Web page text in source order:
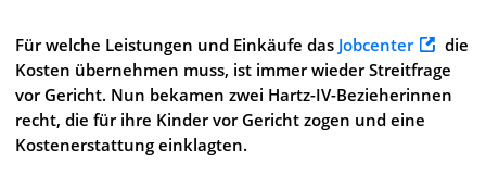
Für welche Leistungen und Einkäufe das Jobcenter
die
Kosten übernehmen muss, ist immer wieder Streitfrage
vor Gericht. Nun bekamen zwei Hartz-IV-Bezieherinnen
recht, die für ihre Kinder vor Gericht zogen und eine
Kostenerstattung einklagten.